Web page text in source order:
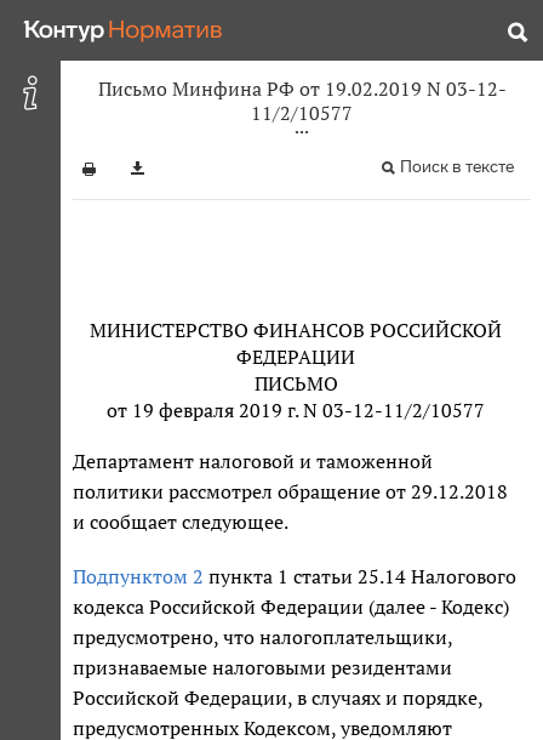
Письмо Минфина РФ от 19.02.2019 N 03-12-
11/2/10577
Поиск в тексте
МИНИСТЕРСТВО ФИНАНСОВ РОССИЙСКОЙ
ФЕДЕРАЦИИ
ПИСЬМО
от 19 февраля 2019 г. N 03-12-11/2/10577
Департамент налоговой и таможенной
политики рассмотрел обращение от 29.12.2018
и сообщает следующее.
Подпунктом 2 пункта 1 статьи 25.14 Налогового
кодекса Российской Федерации (далее - Кодекс)
предусмотрено, что налогоплательщики,
признаваемые налоговыми резидентами
Российской Федерации, в случаях и порядке,
предусмотренных Кодексом, уведомляют